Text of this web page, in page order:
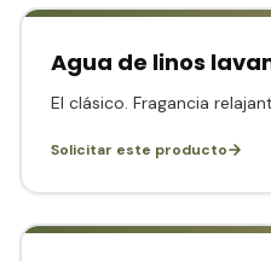
Agua de linos
El clásico. Fragancia
Solicitar este producto